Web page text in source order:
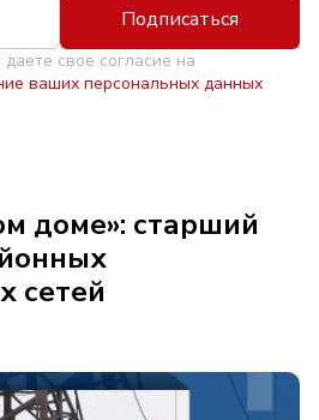
Подписаться
свое согласие на
ваших персональных данных
доме»: старший
сетей